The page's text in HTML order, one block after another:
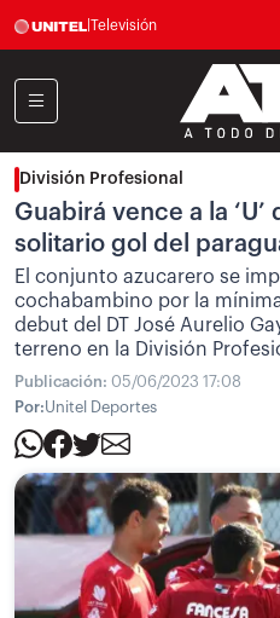
Televisión
División Profesional
Guabirá vence a la
solitario gol del
El conjunto azucarero se
cochabambino por la
debut del DT José Aurelio
terreno en la División
Publicación: 05/06/2023 17:08
Por:Unitel Deportes